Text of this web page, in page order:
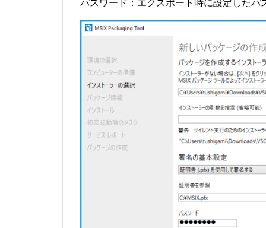
パスワード：エクスポート時に設定したパ